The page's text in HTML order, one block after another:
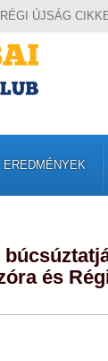
RÉGI ÚJSÁG
EREDMÉNYEK
és